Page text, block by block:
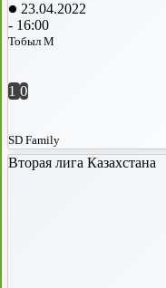
23.04.2022
- 16:00
Тобыл М
1 0
SD Family
Вторая лига Казахстана